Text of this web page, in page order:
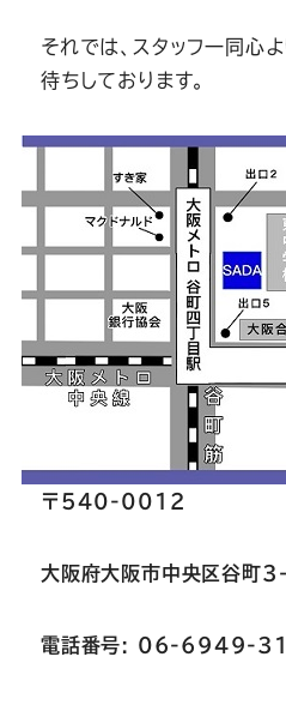
それでは、スタッフ一同心
待ちしております。
〒540-0012
大阪府大阪市中央区谷町
電話番号: 06-6949-